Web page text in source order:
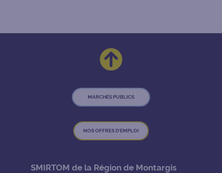
SMIRTOM de la Région de Montargis
MARCHÉS PUBLICS
NOS OFFRES D'EMPLOI